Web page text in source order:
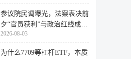
参议院民调曝光，法案表决前
夕“官员获利”与政治红线成最
大
2026-08-03
为什么7709等杠杆ETF，本质